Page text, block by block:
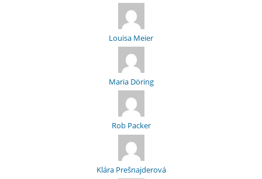
Louisa Meier
Maria Döring
Rob Packer
Klára Prešnajderová